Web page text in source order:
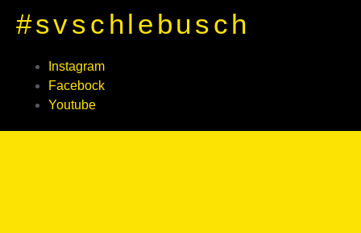
#svschlebusch
Instagram
Facebock
Youtube